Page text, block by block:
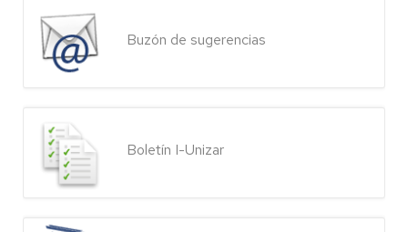
Buzón de sugerencias
Boletín I-Unizar